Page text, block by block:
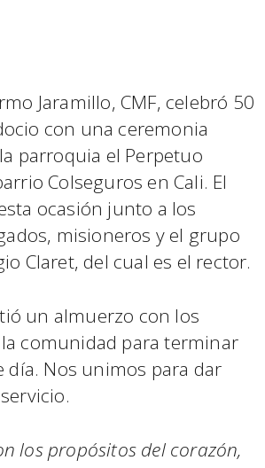
Jaramillo, CMF, celebró 50
con una ceremonia
parroquia el Perpetuo
Colseguros en Cali. El
ocasión junto a los
misioneros y el grupo
Claret, del cual es el rector.
un almuerzo con los
comunidad para terminar
día. Nos unimos para dar
los propósitos del corazón,